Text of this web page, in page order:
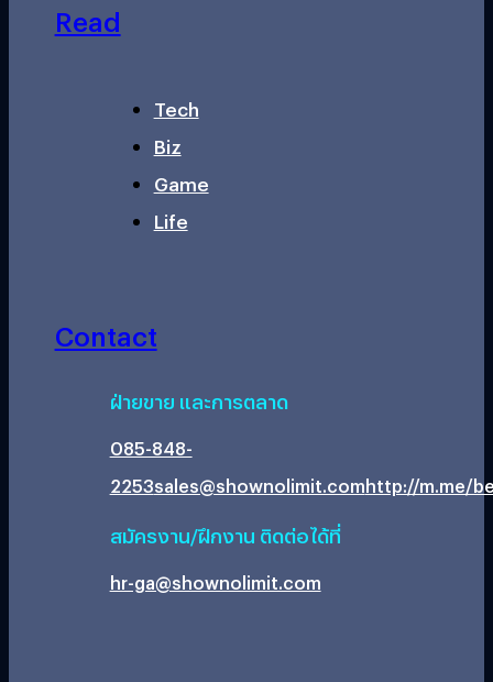
Read
Tech
Biz
Game
Life
Contact
ฝ่ายขาย และการตลาด
085-848-
2253sales@shownolimit.comhttp://m.me/
สมัครงาน/ฝึกงาน ติดต่อได้ที่
hr-ga@shownolimit.com